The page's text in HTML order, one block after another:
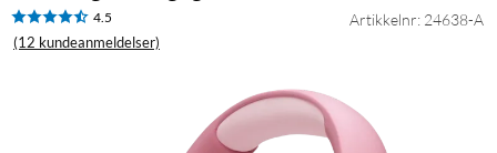
4.5
(12 kundeanmeldelser)
Artikkelnr: 24638-A